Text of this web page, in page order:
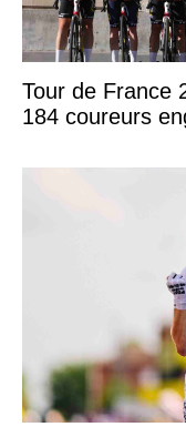
Tour de France
184 coureurs